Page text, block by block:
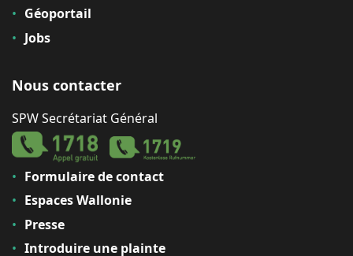
Géoportail
Jobs
Nous contacter
SPW Secrétariat Général
Formulaire de contact
Espaces Wallonie
Presse
Introduire une plainte